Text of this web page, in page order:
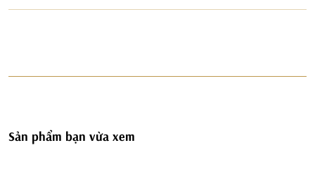
Sản phẩm bạn vừa xem